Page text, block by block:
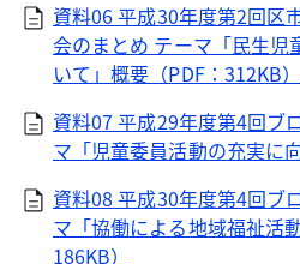
資料06 平成30年度第2回区
会のまとめ テーマ「民生児
いて」概要（PDF：312KB）
資料07 平成29年度第4回ブ
マ「児童委員活動の充実に
資料08 平成30年度第4回ブ
マ「協働による地域福祉活
186KB）